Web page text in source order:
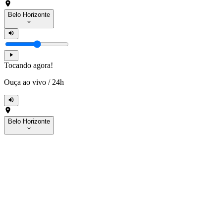
Belo Horizonte
Tocando agora!
Ouça ao vivo / 24h
Belo Horizonte